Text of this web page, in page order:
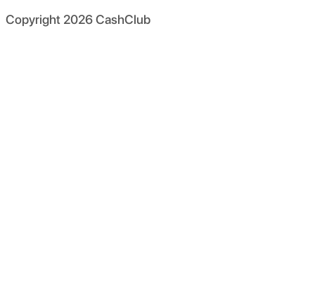
Copyright 2026CashClub